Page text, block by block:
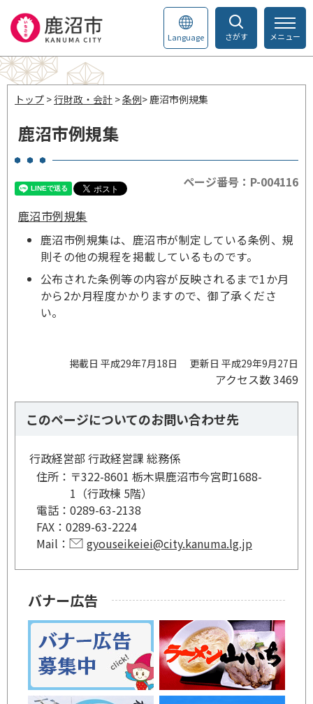
さがす
Language メニュー
トップ >行財政・会計 >条例> 鹿沼市例規集
鹿沼市例規集
ページ番号：P-004116
鹿沼市例規集
鹿沼市例規集は、鹿沼市が制定している条例、規
則その他の規程を掲載しているものです。
公布された条例等の内容が反映されるまで1か月
から2か月程度かかりますので、御了承くださ
い。
掲載日 平成29年7月18日 更新日 平成29年9月27日
アクセス数3469
このページについてのお問い合わせ先
行政経営部 行政経営課 総務係
住所： 〒322-8601 栃木県鹿沼市今宮町1688-
1（行政棟 5階）
電話： 0289-63-2138
FAX： 0289-63-2224
Mail：
gyouseikeiei@city.kanuma.lg.jp
バナー広告